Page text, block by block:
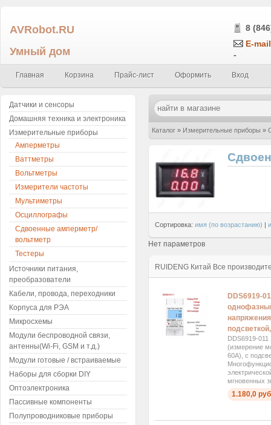
AVRobot.RU
Умный дом
8
E-
-
Главная Корзина Прайс-лист Оформить Вход
Каталог » Измерительные приборы »
Сортировка: имя (по возрастанию) |
Нет параметров
RUIDENG Китай Все
DDS6919-
DDS6919-011
(измерение
60А), с
мгновенных
1.180,0
Датчики и сенсоры
Домашняя техника и электроника
Измерительные приборы
Амперметры
Ваттметры
Вольтметры
Измерители частоты
Мультиметры
Осциллографы
Сдвоенные амперметр/
вольтметр
Тестеры
Источники питания,
преобразователи
Кабели, провода, переходники
Корпуса для РЭА
Микросхемы
Модули беспроводной связи,
антенны(Wi-Fi, GSM и т.д.)
Модули готовые / встраиваемые
Наборы для сборки DIY
Оптоэлектроника
Пассивные компоненты
Полупроводниковые приборы